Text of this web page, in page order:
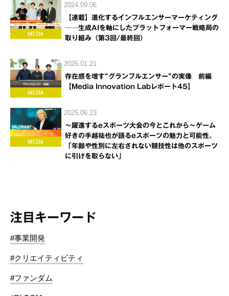
2024.09.06
【連載】進化するインフルエンサーマーケティング
──生成AIを軸にしたプラットフォーマー戦略局の
取り組み〈第3回/最終回〉
2025.01.21
存在感を増す”グランフルエンサー”の実像 前編
【Media Innovation Labレポート45】
2025.06.23
～躍進するeスポーツ大会の今とこれから～ゲーム
好きの手越祐也が語るeスポーツの魅力と可能性。
「年齢や性別に左右されない競技性は他のスポーツ
に引けを取らない」
注目キーワード
#事業開発
#クリエイティビティ
#ファンダム